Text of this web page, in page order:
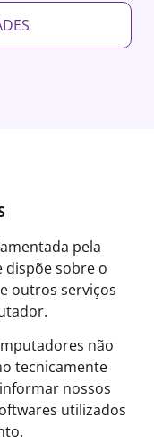
pela
dispõe sobre o
outros serviços
não
tecnicamente
nossos
utilizados